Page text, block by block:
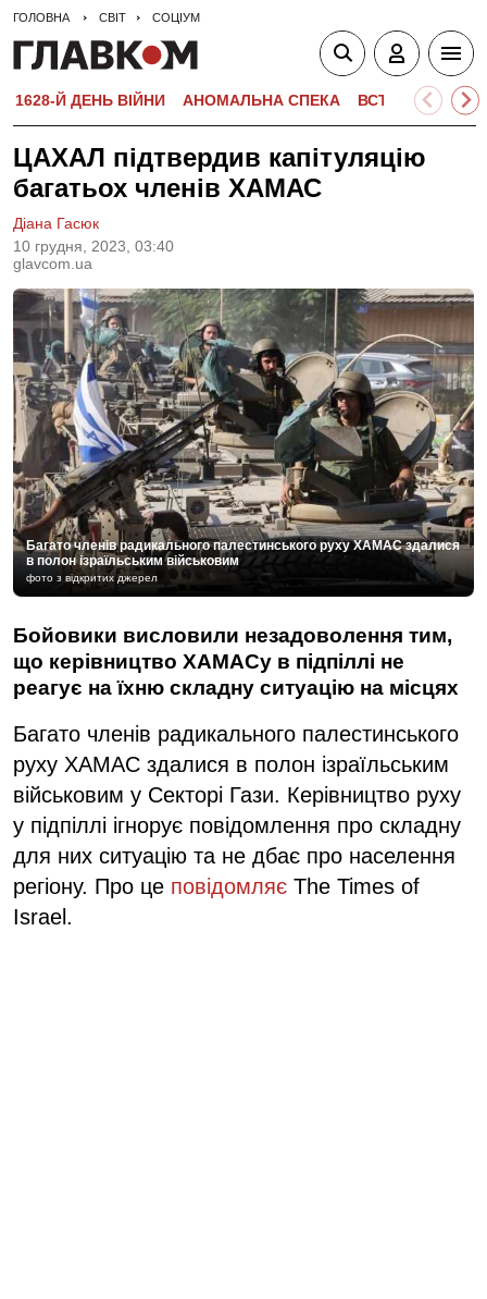
ГОЛОВНА СВІТ СОЦІУМ
1628-Й ДЕНЬ ВІЙНИ АНОМАЛЬНА СПЕКА ВСТУПНА
ЦАХАЛ підтвердив капітуляцію
багатьох членів ХАМАС
10 грудня, 2023, 03:40
glavcom.ua
Діана Гасюк
Багато членів радикального палестинського руху ХАМАС здалися
в полон ізраїльським військовим
фото з відкритих джерел
Бойовики висловили незадоволення тим,
що керівництво ХАМАСу в підпіллі не
реагує на їхню складну ситуацію на місцях
Багато членів радикального палестинського
руху ХАМАС здалися в полон ізраїльським
військовим у Секторі Гази. Керівництво руху
у підпіллі ігнорує повідомлення про складну
для них ситуацію та не дбає про населення
регіону. Про це повідомляє The Times of
Israel.